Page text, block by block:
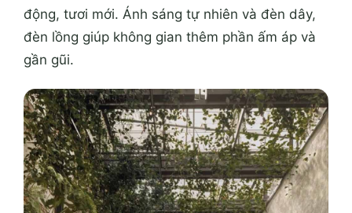
động, tươi mới. Ánh sáng tự nhiên và đèn dây,
đèn lồng giúp không gian thêm phần ấm áp và
gần gũi.